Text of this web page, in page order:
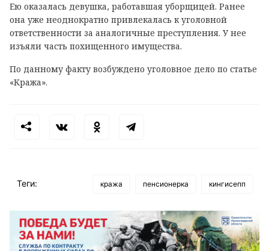
Ею оказалась девушка, работавшая уборщицей. Ранее
она уже неоднократно привлекалась к уголовной
ответственности за аналогичные преступления. У нее
изъяли часть похищенного имущества.
По данному факту возбуждено уголовное дело по статье
«Кража».
Теги: кража пенсионерка кингисепп